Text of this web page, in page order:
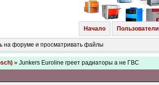
Начало Пользователи
на форуме и просматривать файлы
» Junkers Euroline греет радиаторы а не ГВС